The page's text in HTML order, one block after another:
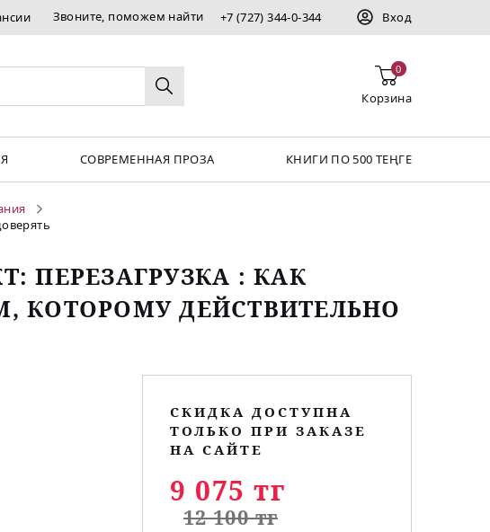
Звоните, поможем найти +7 (727) 344-0-344 Вход
0
Корзина
СОВРЕМЕННАЯ ПРОЗА КНИГИ ПО 500 ТЕҢГЕ
ПЕРЕЗАГРУЗКА : КАК
КОТОРОМУ ДЕЙСТВИТЕЛЬНО
СКИДКА ДОСТУПНА
ТОЛЬКО ПРИ ЗАКАЗЕ
НА САЙТЕ
9 075 тг
12 100 тг